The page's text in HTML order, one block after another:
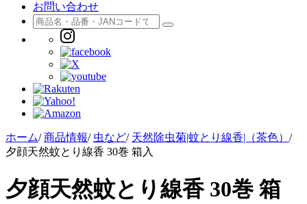
お問い合わせ
ホーム/ 商品情報/ 虫など/ 天然除虫菊|蚊とり線香|（茶色） /
夕顔天然蚊とり線香 30巻 箱入
夕顔天然蚊とり線香 30巻 箱